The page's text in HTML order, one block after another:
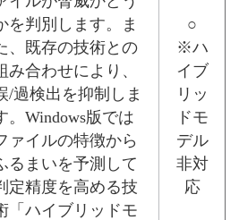
を判別します。ま
、既存の技術との
み合わせにより、
/過検出を抑制しま
。Windows版では
ァイルの特徴から
るまいを予測して
定精度を高める技
「ハイブリッドモ
○
※ハ
イブ
リッ
ドモ
デル
非対
応